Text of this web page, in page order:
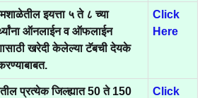
इयत्ता ५ ते ८ च्या
ऑनलाईन व ऑफलाईन
खरेदी केलेल्या टॅबची देयके
Click
Here
प्रत्येक जिल्ह्यात 50 ते 150
Click